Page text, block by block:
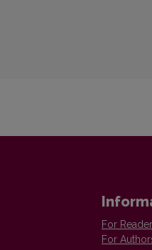
For
For